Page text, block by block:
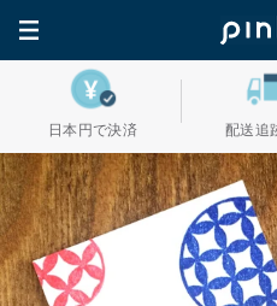
日本円で決済 配送追